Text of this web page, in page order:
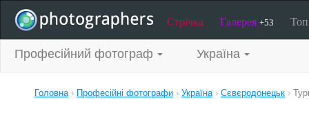
Стрічка Галерея +53
Професійний фотограф Україна
Головна› Професійні фотографи › Україна› Сєвєродонецьк ›